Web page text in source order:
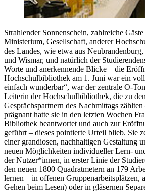
Strahlender Sonnenschein, zahlreiche
Ministerium, Gesellschaft, anderer
des Landes, wie etwa aus
und Wismar, und natürlich der
Worte und anerkennende Blicke – die
Hochschulbibliothek am 1. Juni war ein
einfach wunderbar“, war der zentrale O-
Leiterin der Hochschulbibliothek, die zu
Gesprächspartnern des Nachmittags
prägnant hatte sie in den letzten Wochen
Bibliothek beantwortet und auch zur
geführt – dieses pointierte Urteil blieb. Sie
einer grandiosen, nachhaltigen Gestaltung
neuen Möglichkeiten individueller Lern-
der Nutzer*innen, in erster Linie der
den neuen 1800 Quadratmetern an 179
lernen – in offenen Gruppenarbeitsplätzen,
Gehen beim Lesen) oder in gläsernen